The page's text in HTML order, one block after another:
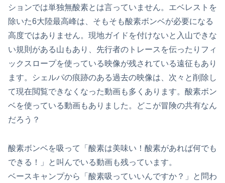
ションでは単独無酸素とは言っていません。エベレストを
除いた6大陸最高峰は、そもそも酸素ボンベが必要になる
高度ではありません。現地ガイドを付けないと入山できな
い規則がある山もあり、先行者のトレースを伝ったりフィ
ックスロープを使っている映像が残されている遠征もあり
ます。シェルパの痕跡のある過去の映像は、次々と削除し
て現在閲覧できなくなった動画も多くあります。酸素ボン
ベを使っている動画もありました。どこが冒険の共有なん
だろう？
酸素ボンベを吸って「酸素は美味い！酸素があれば何でも
できる！」と叫んでいる動画も残っています。
ベースキャンプから「酸素吸っていいんですか？」と問わ